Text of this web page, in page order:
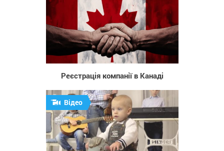
65
Реєстрація компанії в Канаді
Відео